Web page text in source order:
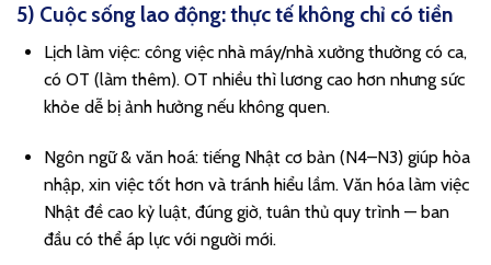
5) Cuộc sống lao động: thực tế không chỉ có tiền
Lịch làm việc: công việc nhà máy/nhà xưởng thường có ca,
có OT (làm thêm). OT nhiều thì lương cao hơn nhưng sức
khỏe dễ bị ảnh hưởng nếu không quen.
Ngôn ngữ & văn hoá: tiếng Nhật cơ bản (N4–N3) giúp hòa
nhập, xin việc tốt hơn và tránh hiểu lầm. Văn hóa làm việc
Nhật đề cao kỷ luật, đúng giờ, tuân thủ quy trình — ban
đầu có thể áp lực với người mới.